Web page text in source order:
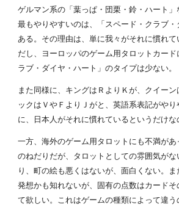
ゲルマン系の「葉っぱ・団栗・鈴・ハート」
最もやりやすいのは、「スペード・クラブ
ある。その理由は、単に我々がそれに慣れ
だし、ヨーロッパのゲーム用タロットカー
ラブ・ダイヤ・ハート」のタイプは少ない。
また同様に、キングはＲよりＫが、クイー
ックはＶやＦよりＪがと、英語系表記がや
に、日本人がそれに慣れているというだけな
一方、海外のゲーム用タロットにも不満があ
のねだりだが、タロットとしての雰囲気が
り、町の絵も悪くはないが、面白くない。
発想かも知れないが、固有の点数はカード
て欲しい。これはゲームの種類によって違